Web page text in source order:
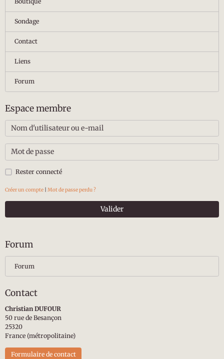
Sondage
Contact
Liens
Forum
Espace membre
Rester connecté
Créer un compte | Mot de passe perdu ?
Valider
Forum
Forum
Contact
Christian DUFOUR
50 rue de Besançon
25320
France (métropolitaine)
Formulaire de contact